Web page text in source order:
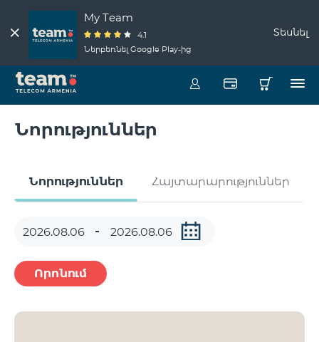
My Team
4.1
Ներբեռնել Google Play-ից
Տեսնել
Նորություններ
Նորություններ Հայտարարություններ
Որոնում